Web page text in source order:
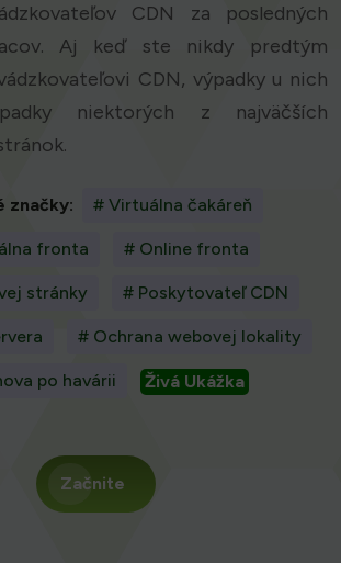
CDN za posledných
Aj keď ste nikdy predtým
CDN, výpadky u nich
niektorých z najväčších
značky: # Virtuálna čakáreň
fronta # Online fronta
stránky # Poskytovateľ CDN
# Ochrana webovej lokality
po havárii Živá Ukážka
Začnite